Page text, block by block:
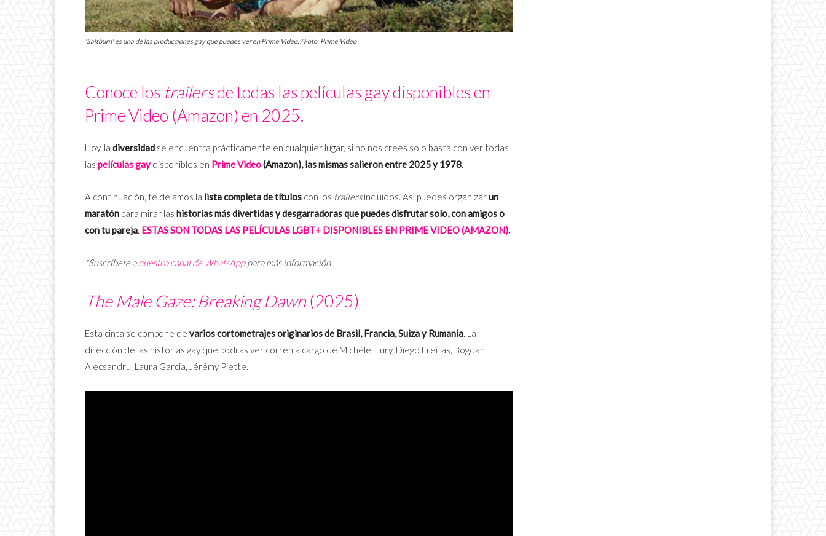
'Saltburn' es una de las producciones gay que puedes ver en Prime Video. / Foto: Prime Video
Conoce los trailersde todas las películas gay disponibles en
Prime Video (Amazon) en 2025.
Hoy, la diversidad se encuentra prácticamente en cualquier lugar, si no nos crees solo basta con ver todas
las películas gaydisponibles en Prime Video(Amazon), las mismas salieron entre 2025 y 1978.
A continuación, te dejamos la lista completa de títulos con los trailersincluidos. Así puedes organizarun
maratón para mirar las historias más divertidas y desgarradoras que puedes disfrutar solo, con amigos o
con tu pareja. ESTAS SON TODAS LAS PELÍCULAS LGBT+ DISPONIBLES EN PRIME VIDEO (AMAZON).
*Suscríbete anuestro canal de WhatsApppara más información.
The Male Gaze: Breaking Dawn(2025)
Esta cinta se compone de varios cortometrajes originarios de Brasil, Francia, Suiza y Rumania. La
dirección de las historias gay que podrás ver corren a cargo de Michèle Flury, Diego Freitas, Bogdan
Alecsandru, Laura Garcia, Jérémy Piette.